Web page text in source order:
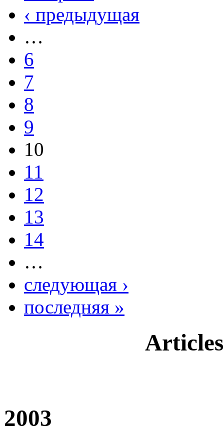
‹ предыдущая
…
6
7
8
9
10
11
12
13
14
…
следующая ›
последняя »
2003